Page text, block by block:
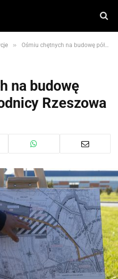
» Ośmiu chętnych na budowę północnej obwodnicy Rzeszowa
na budowę
Rzeszowa